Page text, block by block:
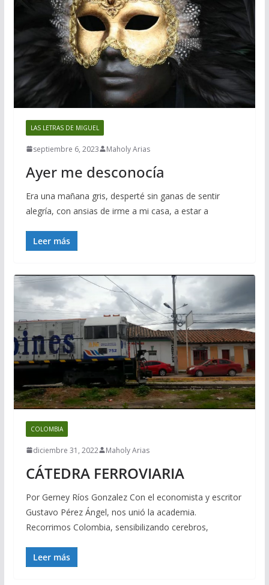
LAS LETRAS DE MIGUEL
septiembre 6, 2023 Maholy Arias
Ayer me desconocía
Era una mañana gris, desperté sin ganas de sentir
alegría, con ansias de irme a mi casa, a estar a
Leer más
COLOMBIA
diciembre 31, 2022 Maholy Arias
CÁTEDRA FERROVIARIA
Por Gerney Ríos Gonzalez Con el economista y escritor
Gustavo Pérez Ángel, nos unió la academia.
Recorrimos Colombia, sensibilizando cerebros,
Leer más